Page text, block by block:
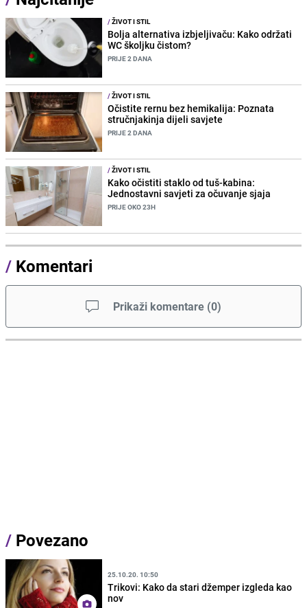
/ŽIVOT I STIL
Bolja alternativa izbjeljivaču: Kako održati
WC školjku čistom?
PRIJE 2 DANA
/ŽIVOT I STIL
Očistite rernu bez hemikalija: Poznata
stručnjakinja dijeli savjete
PRIJE 2 DANA
/ŽIVOT I STIL
Kako očistiti staklo od tuš-kabina:
Jednostavni savjeti za očuvanje sjaja
PRIJE OKO 23H
/ Komentari
Prikaži komentare (0)
/ Povezano
25.10.20. 10:50
Trikovi: Kako da stari džemper izgleda kao
nov